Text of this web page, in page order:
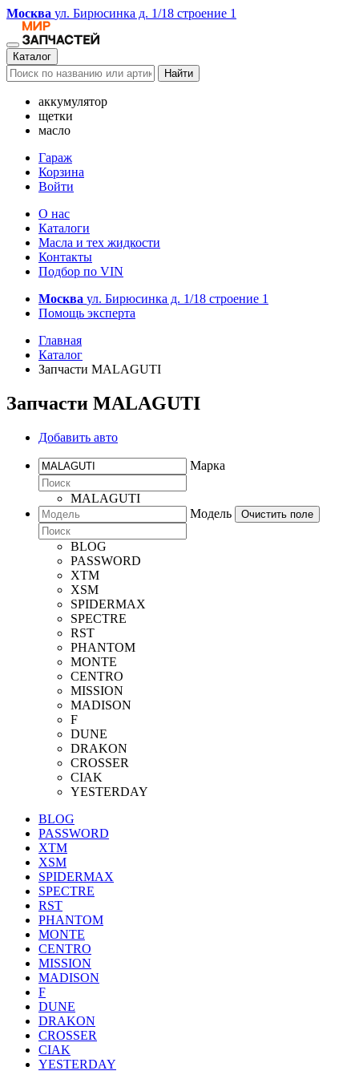
Москва ул. Бирюсинка д. 1/18 строение 1
Каталог
Найти
аккумулятор
щетки
масло
Гараж
Корзина
Войти
О нас
Каталоги
Масла и тех жидкости
Контакты
Подбор по VIN
Москва ул. Бирюсинка д. 1/18 строение 1
Помощь эксперта
Главная
Каталог
Запчасти MALAGUTI
Запчасти MALAGUTI
Добавить авто
Марка
MALAGUTI
Модель
Очистить поле
BLOG
PASSWORD
XTM
XSM
SPIDERMAX
SPECTRE
RST
PHANTOM
MONTE
CENTRO
MISSION
MADISON
F
DUNE
DRAKON
CROSSER
CIAK
YESTERDAY
BLOG
PASSWORD
XTM
XSM
SPIDERMAX
SPECTRE
RST
PHANTOM
MONTE
CENTRO
MISSION
MADISON
F
DUNE
DRAKON
CROSSER
CIAK
YESTERDAY